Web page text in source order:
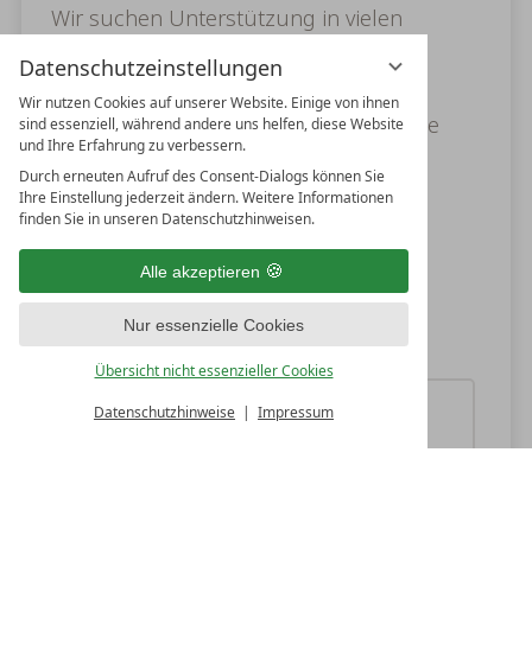
Datenschutzeinstellungen
Wir nutzen Cookies auf unserer Website. Einige von ihnen
sind essenziell, während andere uns helfen, diese Website
und Ihre Erfahrung zu verbessern.
Durch erneuten Aufruf des Consent-Dialogs können Sie
Ihre Einstellung jederzeit ändern. Weitere Informationen
finden Sie in unseren Datenschutzhinweisen.
Alle akzeptieren
Nur essenzielle Cookies
Übersicht nicht essenzieller Cookies
Datenschutzhinweise Impressum
Wir suchen Unterstützung in vielen
Bereichen unseres Hotels. Sie würden
gerne ein Teil von Buchnas Kollegen
werden? Auf unserer Recruitment-Seite
erfahren Sie alles über:
aktuelle Stellenangebote
Ausbildungsplätze
Fortbildungsmöglichkeiten
Buchnas Jobs &